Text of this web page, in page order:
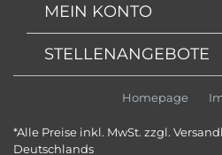
MEIN KONTO
STELLENANGEBOTE
Homepage
*Alle Preise inkl. MwSt. zzgl.
Deutschlands